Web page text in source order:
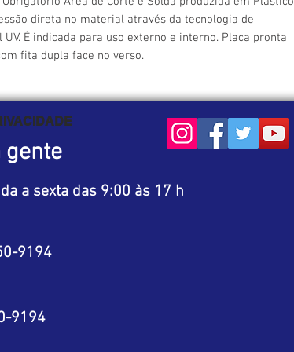
direta no material através da tecnologia de
É indicada para uso externo e interno. Placa pronta
fita dupla face no verso.
gente
a sexta das 9:00 às 17 h
9194
9194